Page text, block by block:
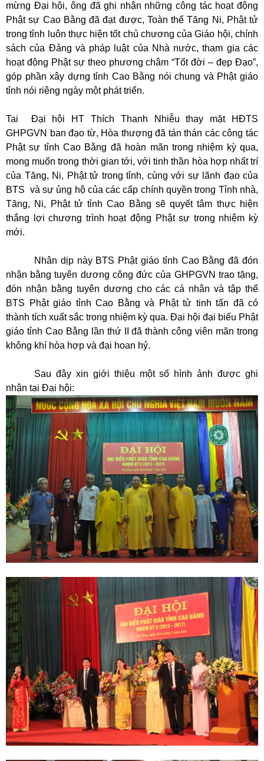
mừng Đại hội, ông đã ghi nhận những công tác hoạt động
Phật sự Cao Bằng đã đạt được, Toàn thể Tăng Ni, Phật tử
trong tỉnh luôn thực hiện tốt chủ chương của Giáo hội, chính
sách của Đảng và pháp luật của Nhà nước, tham gia các
hoạt động Phật sự theo phương châm “Tốt đời – đẹp Đạo”,
góp phần xây dựng tỉnh Cao Bằng nói chung và Phật giáo
tỉnh nói riêng ngày một phát triển.
Tai
Đại hội HT Thích Thanh Nhiễu thay mặt HĐTS
GHPGVN ban đạo từ, Hòa thượng đã tán thán các công tác
Phật sự tỉnh Cao Bằng đã hoàn mãn trong nhiệm kỳ qua,
mong muốn trong thời gian tới, với tinh thần hòa hợp nhất trí
của Tăng, Ni, Phật tử trong tỉnh, cùng với sự lãnh đạo của
BTS và sự ủng hộ của các cấp chính quyền trong Tỉnh nhà,
Tăng, Ni, Phật tử tỉnh Cao Bằng sẽ quyết tâm thực hiện
thắng lợi chương trình hoạt động Phật sự trong nhiệm kỳ
mới.
Nhân dịp này BTS Phật giáo tỉnh Cao Bằng đã đón
nhận bằng tuyên dương công đức của GHPGVN trao tặng,
đón nhận bằng tuyên dương cho các cá nhân và tập thể
BTS Phật giáo tỉnh Cao Bằng và Phật tử tinh tấn đã có
thành tích xuất sắc trong nhiệm kỳ qua. Đại hội đại biểu Phật
giáo tỉnh Cao Bằng lần thứ II đã thành công viên mãn trong
không khí hòa hợp và đại hoan hỷ.
Sau đây xin giới thiệu một số hình ảnh được ghi
nhận tại Đại hội: